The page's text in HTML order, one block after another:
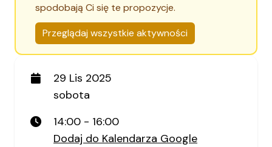
spodobają Ci się te propozycje.
Przeglądaj wszystkie aktywności
29 Lis 2025
sobota
14:00 - 16:00
Dodaj do Kalendarza Google